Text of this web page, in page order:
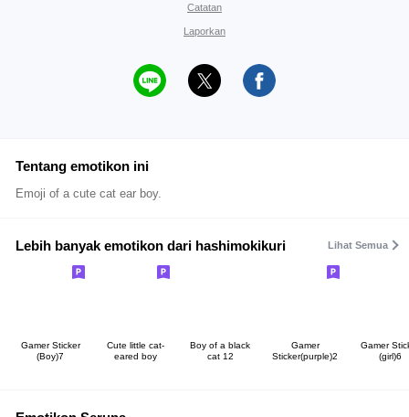
Catatan
Laporkan
Tentang emotikon ini
Emoji of a cute cat ear boy.
Lebih banyak emotikon dari hashimokikuri Lihat Semua
Gamer Sticker
(Boy)7
Cute little cat-
eared boy
Boy of a black
cat 12
Gamer
Sticker(purple)2
Gamer
(girl)6